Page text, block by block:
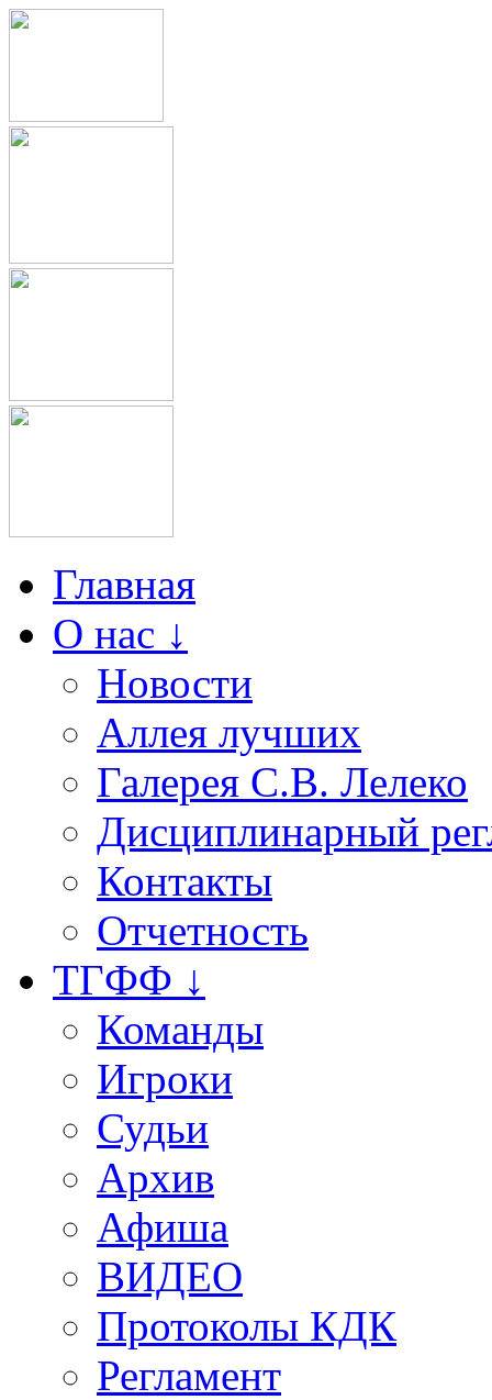
Главная
О нас ↓
Новости
Аллея лучших
Галерея С.В. Лелеко
Дисциплинарный
Контакты
Отчетность
ТГФФ ↓
Команды
Игроки
Судьи
Архив
Афиша
ВИДЕО
Протоколы КДК
Регламент